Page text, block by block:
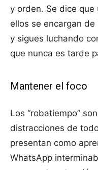
y orden. Se dice
ellos se encargan
y sigues luchando
que nunca es tarde
Mantener el foco
Los “robatiempo”
distracciones de
presentan como
WhatsApp